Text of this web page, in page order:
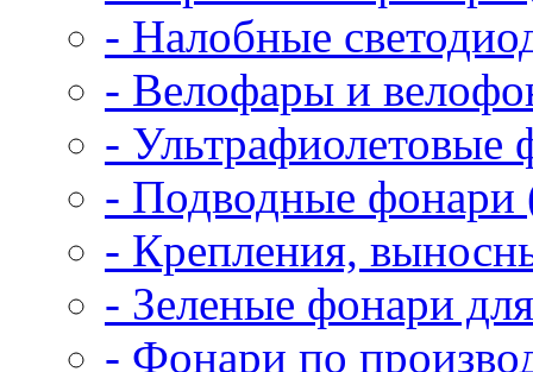
- Налобные
- Велофары и
- Ультрафиолетовые
- Подводные фонари
- Крепления,
- Зеленые фонари
- Фонари по